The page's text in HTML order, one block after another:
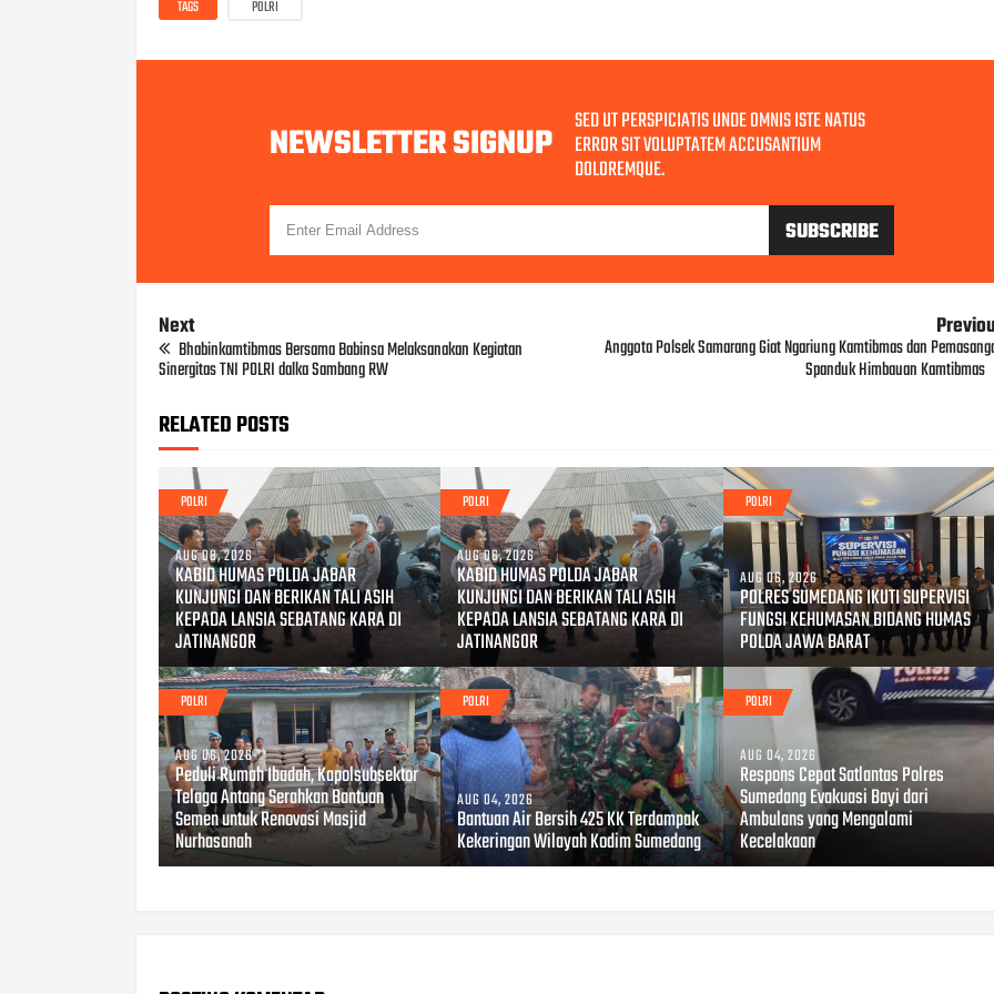
TAGS POLRI
NEWSLETTER SIGNUP SED UT PERSPICIATIS UNDE OMNIS ISTE NATUS
ERROR SIT VOLUPTATEM ACCUSANTIUM
DOLOREMQUE.
Next
Bhabinkamtibmas Bersama Babinsa Melaksanakan Kegiatan
Sinergitas TNI POLRI dalka Sambang RW
Anggota Polsek Samarang Giat Ngariung Kamtibmas dan
Spanduk Himbauan Kamtibmas
RELATED POSTS
POLRI
AUG 08, 2026
KABID HUMAS POLDA JABAR
KUNJUNGI DAN BERIKAN TALI ASIH
KEPADA LANSIA SEBATANG KARA DI
JATINANGOR
POLRI
AUG 06, 2026
KABID HUMAS POLDA JABAR
KUNJUNGI DAN BERIKAN TALI ASIH
KEPADA LANSIA SEBATANG KARA DI
JATINANGOR
POLRI
AUG 06, 2026
POLRES SUMEDANG IKUTI SUPERVISI
FUNGSI KEHUMASAN BIDANG HUMAS
POLDA JAWA BARAT
POLRI
AUG 06, 2026
Peduli Rumah Ibadah, Kapolsubsektor
Telaga Antang Serahkan Bantuan
Semen untuk Renovasi Masjid
Nurhasanah
POLRI
AUG 04, 2026
Bantuan Air Bersih 425 KK Terdampak
Kekeringan Wilayah Kodim Sumedang
POLRI
AUG 04, 2026
Respons Cepat Satlantas Polres
Sumedang Evakuasi Bayi dari
Ambulans yang Mengalami
Kecelakaan